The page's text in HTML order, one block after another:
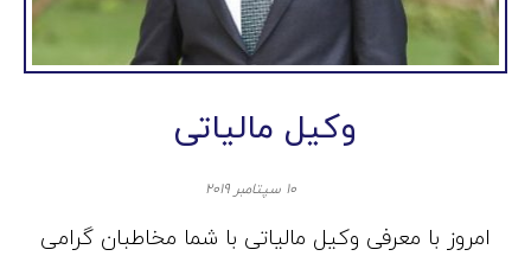
وکیل مالیاتی
۱۰ سپتامبر ۲۰۱۹
امروز با معرفی وکیل مالیاتی با شما مخاطبان گرامی